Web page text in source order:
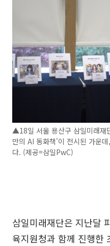
▲18일 서울 용산구 삼일미래재
만의 AI 동화책'이 전시된 가운
다. (제공=삼일PwC)
삼일미래재단은 지난달
육지원청과 함께 진행한